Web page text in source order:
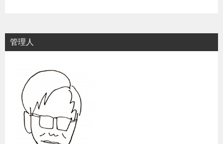
管理人